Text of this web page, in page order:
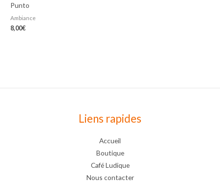
Punto
Ambiance
8,00€
Liens rapides
Accueil
Boutique
Café Ludique
Nous contacter